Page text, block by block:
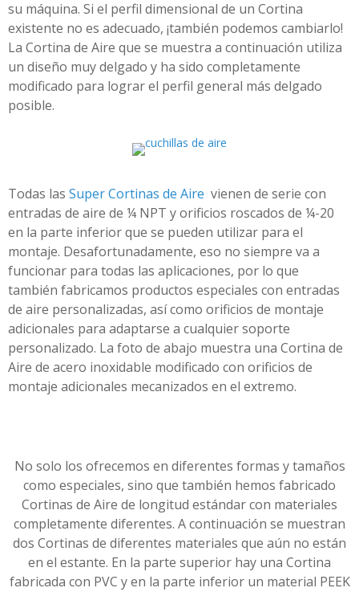
su máquina. Si el perfil dimensional de un Cortina
existente no es adecuado, ¡también podemos cambiarlo!
La Cortina de Aire que se muestra a continuación utiliza
un diseño muy delgado y ha sido completamente
modificado para lograr el perfil general más delgado
posible.
Todas las Super Cortinas de Aire vienen de serie con
entradas de aire de ¼ NPT y orificios roscados de ¼-20
en la parte inferior que se pueden utilizar para el
montaje. Desafortunadamente, eso no siempre va a
funcionar para todas las aplicaciones, por lo que
también fabricamos productos especiales con entradas
de aire personalizadas, así como orificios de montaje
adicionales para adaptarse a cualquier soporte
personalizado. La foto de abajo muestra una Cortina de
Aire de acero inoxidable modificado con orificios de
montaje adicionales mecanizados en el extremo.
No solo los ofrecemos en diferentes formas y tamaños
como especiales, sino que también hemos fabricado
Cortinas de Aire de longitud estándar con materiales
completamente diferentes. A continuación se muestran
dos Cortinas de diferentes materiales que aún no están
en el estante. En la parte superior hay una Cortina
fabricada con PVC y en la parte inferior un material PEEK